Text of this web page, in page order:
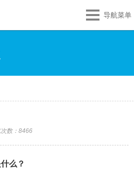
导航菜单
数：8466
么？